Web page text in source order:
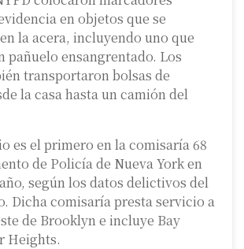
en objetos que se
la acera, incluyendo uno que
pañuelo ensangrentado. Los
transportaron bolsas de
la casa hasta un camión del
es el primero en la comisaría 68
de Policía de Nueva York en
según los datos delictivos del
Dicha comisaría presta servicio a
de Brooklyn e incluye Bay
Heights.